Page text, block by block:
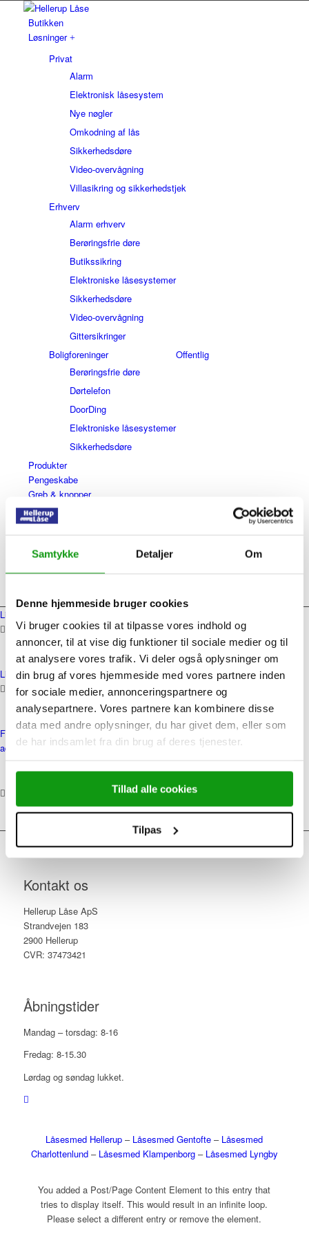
Samtykke Detaljer Om
Denne hjemmeside bruger cookies
Vi bruger cookies til at tilpasse vores indhold og
annoncer, til at vise dig funktioner til sociale medier og til
at analysere vores trafik. Vi deler også oplysninger om
din brug af vores hjemmeside med vores partnere inden
for sociale medier, annonceringspartnere og
analysepartnere. Vores partnere kan kombinere disse
data med andre oplysninger, du har givet dem, eller som
de har indsamlet fra din brug af deres tjenester.
Tillad alle cookies
Tilpas
Butikken
Løsninger
Privat
Alarm
Elektronisk låsesystem
Nye nøgler
Omkodning af lås
Sikkerhedsdøre
Video-overvågning
Villasikring og sikkerhedstjek
Erhverv
Alarm erhverv
Berøringsfrie døre
Butikssikring
Elektroniske låsesystemer
Sikkerhedsdøre
Video-overvågning
Gittersikringer
Boligforeninger
Berøringsfrie døre
Dørtelefon
DoorDing
Elektroniske låsesystemer
Sikkerhedsdøre
Offentlig
Produkter
Pengeskabe
Greb & knopper
Om os
Video
Døgnvagt
Link to: Forside
Hjem
Link to: Kontakt
Skriv til os
Follow a manual
added link
39 62 35 01
Follow a manual added link
Menu
Kontakt os
Hellerup Låse ApS
Strandvejen 183
2900 Hellerup
CVR: 37473421
Åbningstider
Mandag – torsdag: 8-16
Fredag: 8-15.30
Lørdag og søndag lukket.
Låsesmed Hellerup – Låsesmed Gentofte – Låsesmed
Charlottenlund– Låsesmed Klampenborg– Låsesmed Lyngby
You added a Post/Page Content Element to this entry that
tries to display itself. This would result in an infinite loop.
Please select a different entry or remove the element.